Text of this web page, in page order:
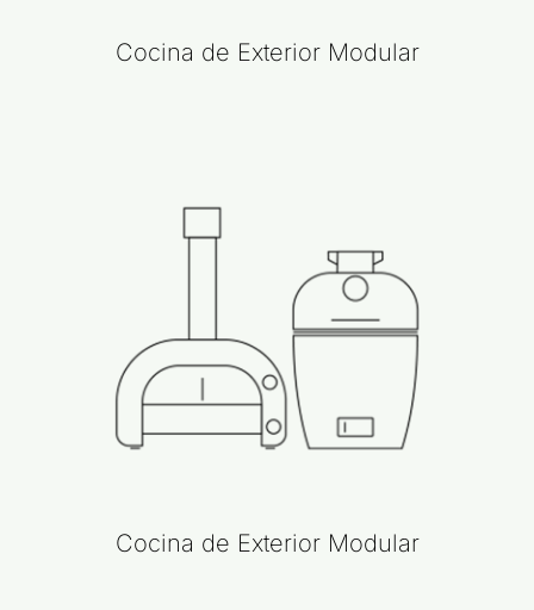
Cocina de Exterior Modular
Cocina de Exterior Modular